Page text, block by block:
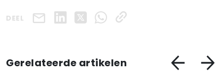
DEEL
Gerelateerde artikelen